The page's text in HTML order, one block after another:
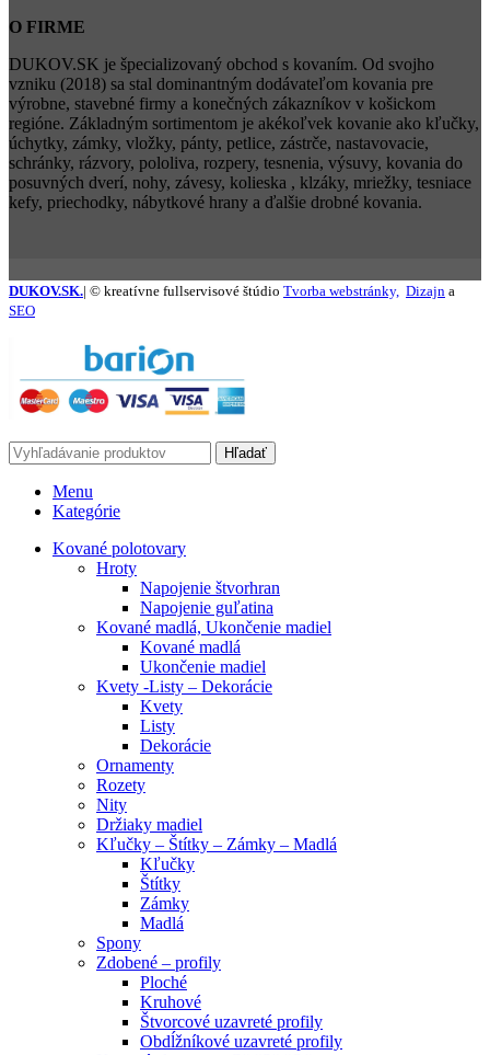
O FIRME
DUKOV.SK je špecializovaný obchod s kovaním. Od svojho
vzniku (2018) sa stal dominantným dodávateľom kovania pre
výrobne, stavebné firmy a konečných zákazníkov v košickom
regióne. Základným sortimentom je akékoľvek kovanie ako kľučky,
úchytky, zámky, vložky, pánty, petlice, zástrče, nastavovacie,
schránky, rázvory, pololiva, rozpery, tesnenia, výsuvy, kovania do
posuvných dverí, nohy, závesy, kolieska , klzáky, mriežky, tesniace
kefy, priechodky, nábytkové hrany a ďalšie drobné kovania.
DUKOV.SK.| © kreatívne fullservisové štúdio Tvorba webstránky, Dizajn a
SEO
Hľadať
Menu
Kategórie
Kované polotovary
Hroty
Napojenie štvorhran
Napojenie guľatina
Kované madlá, Ukončenie madiel
Kované madlá
Ukončenie madiel
Kvety -Listy – Dekorácie
Kvety
Listy
Dekorácie
Ornamenty
Rozety
Nity
Držiaky madiel
Kľučky – Štítky – Zámky – Madlá
Kľučky
Štítky
Zámky
Madlá
Spony
Zdobené – profily
Ploché
Kruhové
Štvorcové uzavreté profily
Obdĺžníkové uzavreté profily